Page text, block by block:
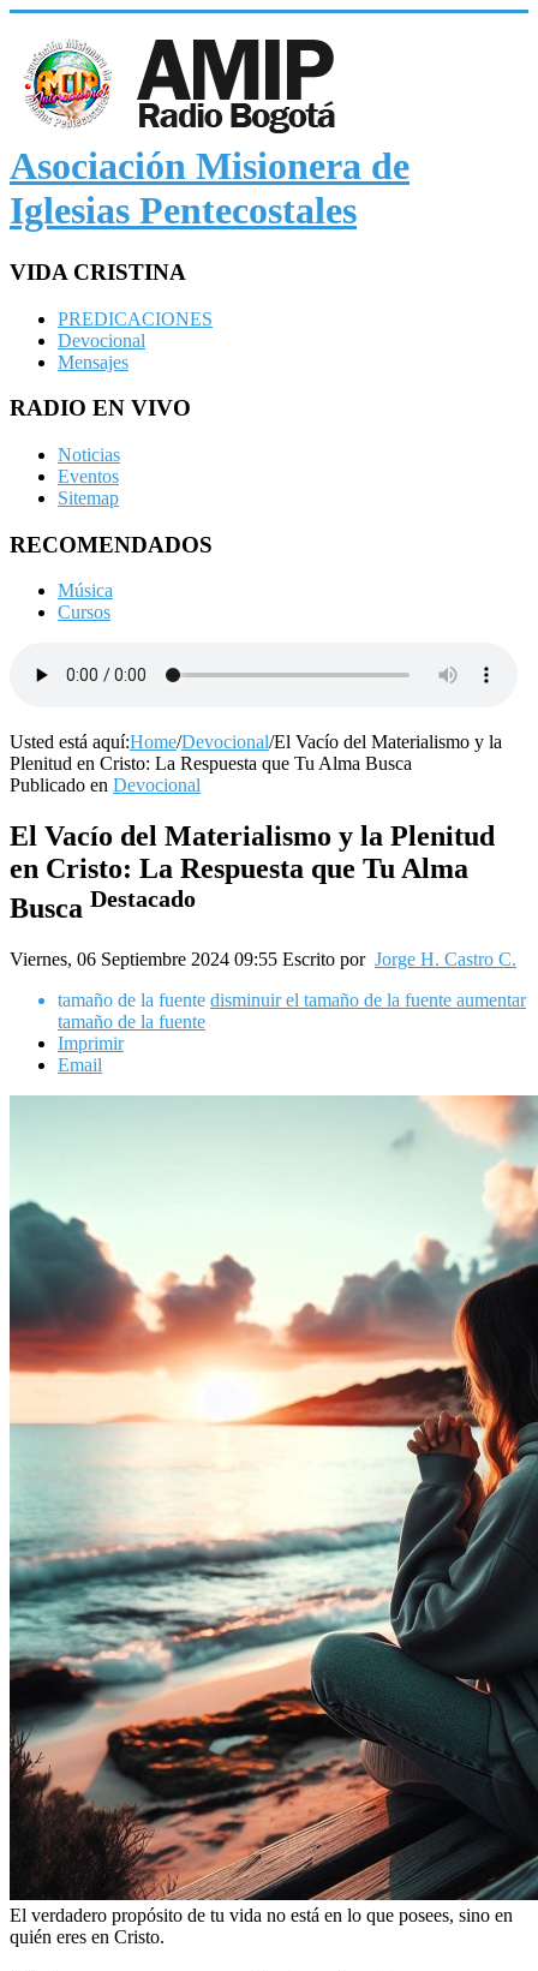
Asociación Misionera de
Iglesias Pentecostales
VIDA CRISTINA
PREDICACIONES
Devocional
Mensajes
RADIO EN VIVO
Noticias
Eventos
Sitemap
RECOMENDADOS
Música
Cursos
Usted está aquí:Home/Devocional/El Vacío del Materialismo y la
Plenitud en Cristo: La Respuesta que Tu Alma Busca
Publicado en Devocional
El Vacío del Materialismo y la Plenitud
en Cristo: La Respuesta que Tu Alma
Busca Destacado
Viernes, 06 Septiembre 2024 09:55 Escrito por Jorge H. Castro C.
tamaño de la fuente disminuir el tamaño de la fuente aumentar
tamaño de la fuente
Imprimir
Email
El verdadero propósito de tu vida no está en lo que posees, sino en
quién eres en Cristo.